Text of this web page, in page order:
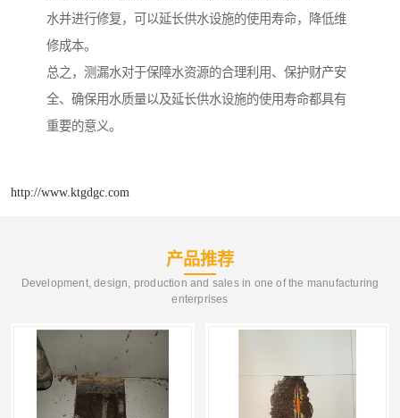
水并进行修复，可以延长供水设施的使用寿命，降低维
修成本。
总之，测漏水对于保障水资源的合理利用、保护财产安
全、确保用水质量以及延长供水设施的使用寿命都具有
重要的意义。
http://www.ktgdgc.com
产品推荐
Development, design, production and sales in one of the manufacturing
enterprises